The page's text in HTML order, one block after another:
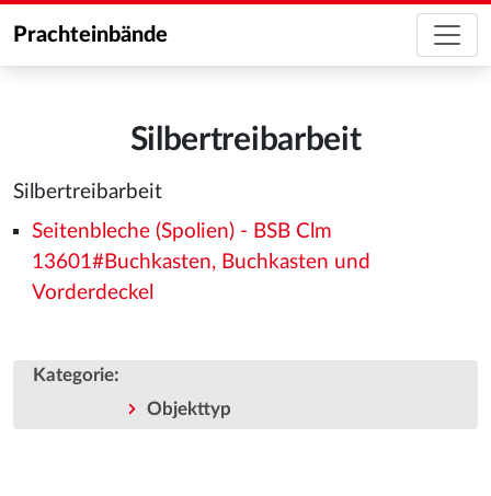
Prachteinbände
Silbertreibarbeit
Silbertreibarbeit
Seitenbleche (Spolien) - BSB Clm
13601#Buchkasten, Buchkasten und
Vorderdeckel
Kategorie:
Objekttyp